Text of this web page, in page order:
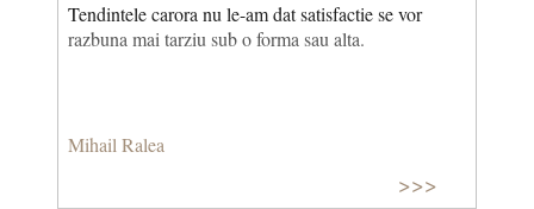
Tendintele carora nu le-am dat satisfactie se vor
razbuna mai tarziu sub o forma sau alta.
Mihail Ralea
>>>